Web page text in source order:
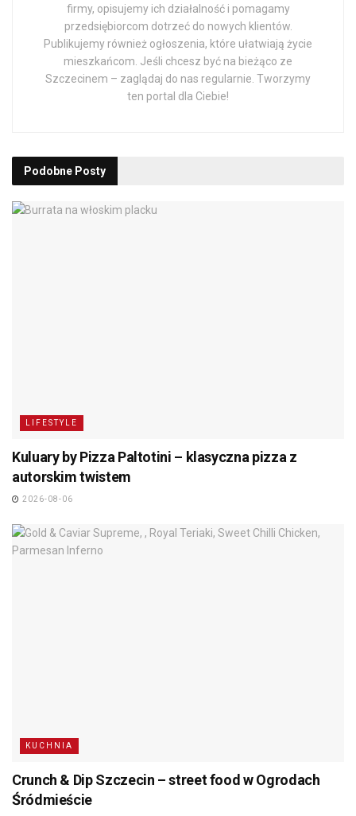
firmy, opisujemy ich działalność i pomagamy
przedsiębiorcom dotrzeć do nowych klientów.
Publikujemy również ogłoszenia, które ułatwiają życie
mieszkańcom. Jeśli chcesz być na bieżąco ze
Szczecinem – zaglądaj do nas regularnie. Tworzymy
ten portal dla Ciebie!
Podobne Posty
LIFESTYLE
Kuluary by Pizza Paltotini – klasyczna pizza z
autorskim twistem
2026-08-06
KUCHNIA
Crunch & Dip Szczecin – street food w Ogrodach
Śródmieście